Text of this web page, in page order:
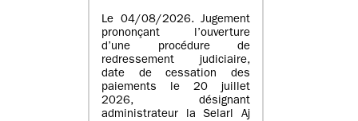
Le 04/08/2026. Jugement
prononçant l’ouverture
d’une procédure de
redressement judiciaire,
date de cessation des
paiements le 20 juillet
2026, désignant
administrateur la Selarl Aj